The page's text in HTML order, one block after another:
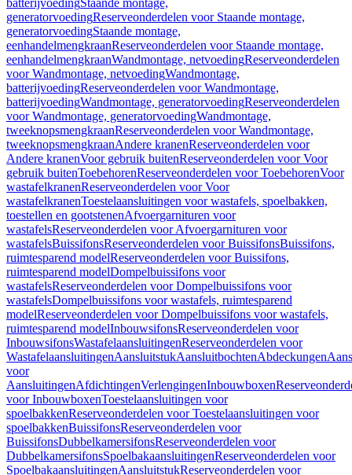
batterijvoedingStaande montage,
generatorvoedingReserveonderdelen voor Staande montage,
generatorvoedingStaande montage,
eenhandelmengkraanReserveonderdelen voor Staande montage,
eenhandelmengkraanWandmontage, netvoedingReserveonderdelen
voor Wandmontage, netvoedingWandmontage,
batterijvoedingReserveonderdelen voor Wandmontage,
batterijvoedingWandmontage, generatorvoedingReserveonderdelen
voor Wandmontage, generatorvoedingWandmontage,
tweeknopsmengkraanReserveonderdelen voor Wandmontage,
tweeknopsmengkraanAndere kranenReserveonderdelen voor
Andere kranenVoor gebruik buitenReserveonderdelen voor Voor
gebruik buitenToebehorenReserveonderdelen voor ToebehorenVoor
wastafelkranenReserveonderdelen voor Voor
wastafelkranenToestelaansluitingen voor wastafels, spoelbakken,
toestellen en gootstenenAfvoergarnituren voor
wastafelsReserveonderdelen voor Afvoergarnituren voor
wastafelsBuissifonsReserveonderdelen voor BuissifonsBuissifons,
ruimtesparend modelReserveonderdelen voor Buissifons,
ruimtesparend modelDompelbuissifons voor
wastafelsReserveonderdelen voor Dompelbuissifons voor
wastafelsDompelbuissifons voor wastafels, ruimtesparend
modelReserveonderdelen voor Dompelbuissifons voor wastafels,
ruimtesparend modelInbouwsifonsReserveonderdelen voor
InbouwsifonsWastafelaansluitingenReserveonderdelen voor
WastafelaansluitingenAansluitstukAansluitbochtenAbdeckungen
voor
AansluitingenAfdichtingenVerlengingenInbouwboxen
voor InbouwboxenToestelaansluitingen voor
spoelbakkenReserveonderdelen voor Toestelaansluitingen voor
spoelbakkenBuissifonsReserveonderdelen voor
BuissifonsDubbelkamersifonsReserveonderdelen voor
DubbelkamersifonsSpoelbakaansluitingenReserveonderdelen voor
SpoelbakaansluitingenAansluitstukReserveonderdelen voor